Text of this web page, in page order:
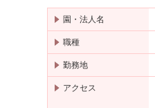
園・法人名
職種
勤務地
アクセス